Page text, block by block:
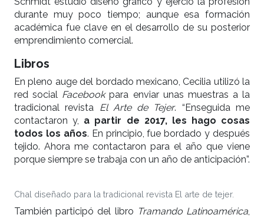
durante muy poco tiempo; aunque esa formación
académica fue clave en el desarrollo de su posterior
emprendimiento comercial.
Libros
En pleno auge del bordado mexicano, Cecilia utilizó la
red social Facebookpara enviar unas muestras a la
tradicional revista El Arte de Tejer. “Enseguida me
contactaron y, a partir de 2017, les hago cosas
todos los años. En principio, fue bordado y después
tejido. Ahora me contactaron para el año que viene
porque siempre se trabaja con un año de anticipación”.
Chal diseñado para la tradicional revista El arte de tejer.
También participó del libro Tramando Latinoamérica,